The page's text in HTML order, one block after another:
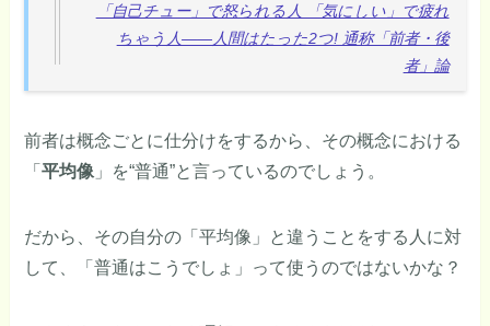
「自己チュー」で怒られる人 「気にしい」で疲れ
ちゃう人――人間はたった2つ! 通称「前者・後
者」論
前者は概念ごとに仕分けをするから、その概念における
「平均像 」を“普通”と言っているのでしょう。
だから、その自分の「平均像」と違うことをする人に対
して、「普通はこうでしょ」って使うのではないかな？